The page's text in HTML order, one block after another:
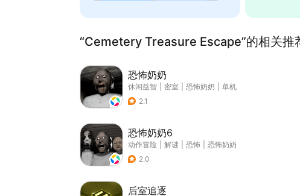
“Cemetery Treasure Escape”的相关推
恐怖奶奶
休闲益智 密室 恐怖奶奶
单机
2.1
恐怖奶奶6
动作冒险 解谜 恐怖
恐怖奶奶
2.0
后室追逐